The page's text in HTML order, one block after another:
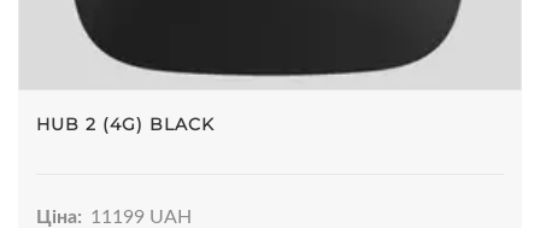
HUB 2 (4G) BLACK
Ціна: 11199 UAH